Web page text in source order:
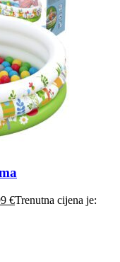
€Trenutna cijena je: